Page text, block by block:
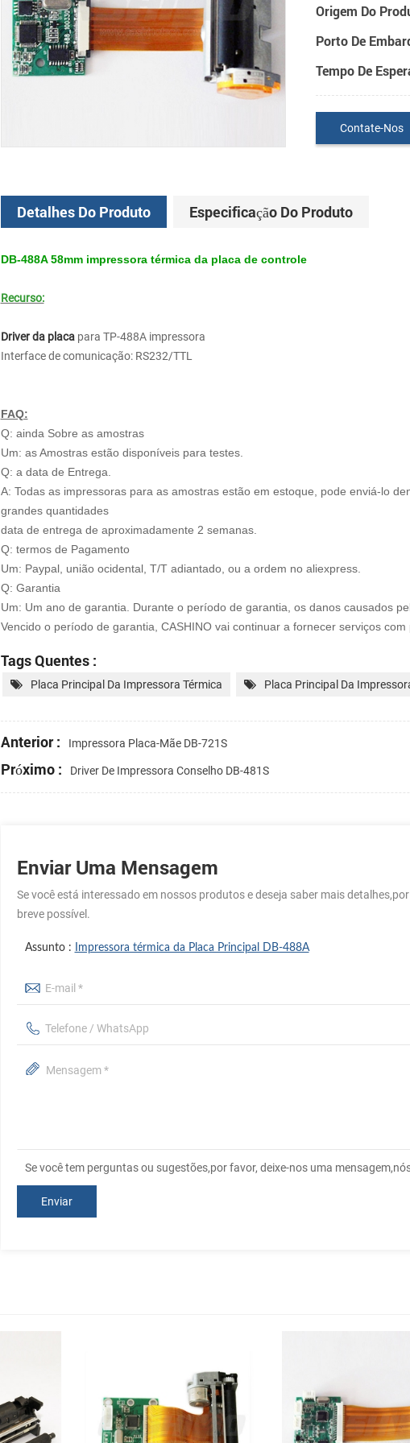
Origem Do
Porto De
Tempo De
Contate-Nos
Detalhes Do Produto Especificação Do Produto
DB-488A 58mm impressora térmica da placa de controle
Recurso:
Driver da placapara TP-488A impressora
Interface de comunicação: RS232/TTL
FAQ:
Q: ainda Sobre as amostras
Um: as Amostras estão disponíveis para testes.
Q: a data de Entrega.
A: Todas as impressoras para as amostras estão em estoque, pode enviá-lo
grandes quantidades
data de entrega de aproximadamente 2 semanas.
Q: termos de Pagamento
Um: Paypal, união ocidental, T/T adiantado, ou a ordem no aliexpress.
Q: Garantia
Um: Um ano de garantia. Durante o período de garantia, os danos causados
Vencido o período de garantia, CASHINO vai continuar a fornecer serviços com
Tags Quentes :
Placa Principal Da Impressora Térmica Placa Principal Da
Anterior : Impressora Placa-Mãe DB-721S
Próximo : Driver De Impressora Conselho DB-481S
Enviar Uma Mensagem
Se você está interessado em nossos produtos e deseja saber mais
breve possível.
Assunto : Impressora térmica da Placa Principal DB-488A
Se você tem perguntas ou sugestões,por favor, deixe-nos uma